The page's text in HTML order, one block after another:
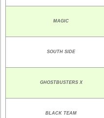
MAGIC
SOUTH SIDE
GHOSTBUSTERS X
BLACK TEAM